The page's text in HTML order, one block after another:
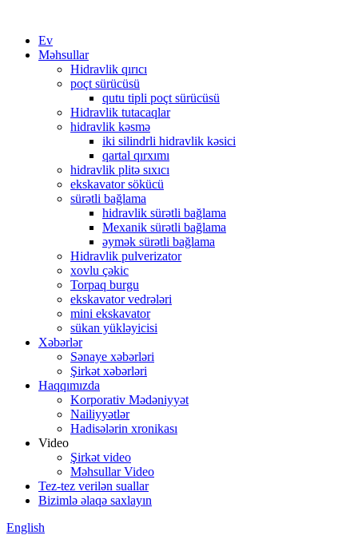
Ev
Məhsullar
Hidravlik qırıcı
poçt sürücüsü
qutu tipli poçt sürücüsü
Hidravlik tutacaqlar
hidravlik kəsmə
iki silindrli hidravlik kəsici
qartal qırxımı
hidravlik plitə sıxıcı
ekskavator sökücü
sürətli bağlama
hidravlik sürətli bağlama
Mexanik sürətli bağlama
əymək sürətli bağlama
Hidravlik pulverizator
xovlu çəkic
Torpaq burgu
ekskavator vedrələri
mini ekskavator
sükan yükləyicisi
Xəbərlər
Sənaye xəbərləri
Şirkət xəbərləri
Haqqımızda
Korporativ Mədəniyyət
Nailiyyətlər
Hadisələrin xronikası
Video
Şirkət video
Məhsullar Video
Tez-tez verilən suallar
Bizimlə əlaqə saxlayın
English